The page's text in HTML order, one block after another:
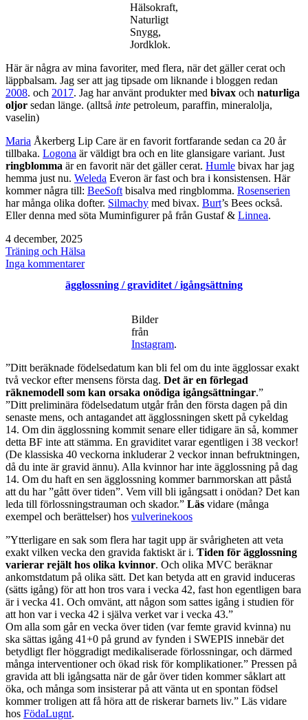
Hälsokraft,
Naturligt
Snygg,
Jordklok.
Här är några av mina favoriter, med flera, när det gäller cerat och
läppbalsam. Jag ser att jag tipsade om liknande i bloggen redan
2008. och 2017. Jag har använt produkter med bivax och naturliga
oljor sedan länge. (alltså inte petroleum, paraffin, mineralolja,
vaselin)
Maria Åkerberg Lip Care är en favorit fortfarande sedan ca 20 år
tillbaka. Logona är väldigt bra och en lite glansigare variant. Just
ringblomma är en favorit när det gäller cerat. Humle bivax har jag
hemma just nu. Weleda Everon är fast och bra i konsistensen. Här
kommer några till: BeeSoft bisalva med ringblomma. Rosenserien
har många olika dofter. Silmachy med bivax. Burt’s Bees också.
Eller denna med söta Muminfigurer på från Gustaf & Linnea.
Publicerat
den
4 december, 2025
Kategoriserat
som
Träning och Hälsa
Inga kommentarertill
/
ägglossning / graviditet / igångsättning
Bilder
från
Instagram.
”Ditt beräknade födelsedatum kan bli fel om du inte ägglossar exakt
två veckor efter mensens första dag. Det är en förlegad
räknemodell som kan orsaka onödiga igångsättningar.”
”Ditt preliminära födelsedatum utgår från den första dagen på din
senaste mens, och antagandet att ägglossningen skett på cykeldag
14. Om din ägglossning kommit senare eller tidigare än så, kommer
detta BF inte att stämma. En graviditet varar egentligen i 38 veckor!
(De klassiska 40 veckorna inkluderar 2 veckor innan befruktningen,
då du inte är gravid ännu). Alla kvinnor har inte ägglossning på dag
14. Om du haft en sen ägglossning kommer barnmorskan att påstå
att du har ”gått över tiden”. Vem vill bli igångsatt i onödan? Det kan
leda till förlossningstrauman och skador.” Läs vidare (många
exempel och berättelser) hos vulverinekoos
”Ytterligare en sak som flera har tagit upp är svårigheten att veta
exakt vilken vecka den gravida faktiskt är i. Tiden för ägglossning
varierar rejält hos olika kvinnor. Och olika MVC beräknar
ankomstdatum på olika sätt. Det kan betyda att en gravid induceras
(sätts igång) för att hon tros vara i vecka 42, fast hon egentligen bara
är i vecka 41. Och omvänt, att någon som sattes igång i studien för
att hon var i vecka 42 i själva verket var i vecka 43.”
Om alla som går en vecka över tiden (var femte gravid kvinna) nu
ska sättas igång 41+0 på grund av fynden i SWEPIS innebär det
betydligt fler höggradigt medikaliserade förlossningar, och därmed
många interventioner och ökad risk för komplikationer.” Pressen på
gravida att bli igångsatta när de går över tiden kommer såklart att
öka, och många som insisterar på att vänta ut en spontan födsel
kommer troligen att få höra att de riskerar barnets liv.” Läs vidare
hos FödaLugnt.